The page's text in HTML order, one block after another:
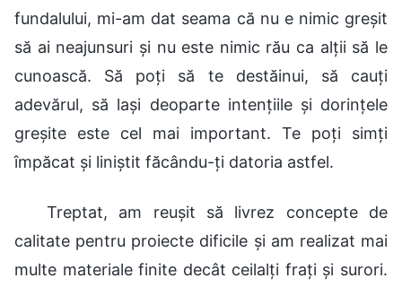
fundalului, mi-am dat seama că nu e nimic greșit
să ai neajunsuri și nu este nimic rău ca alții să le
cunoască. Să poți să te destăinui, să cauți
adevărul, să lași deoparte intențiile și dorințele
greșite este cel mai important. Te poți simți
împăcat și liniștit făcându-ți datoria astfel.
Treptat, am reușit să livrez concepte de
calitate pentru proiecte dificile și am realizat mai
multe materiale finite decât ceilalți frați și surori.